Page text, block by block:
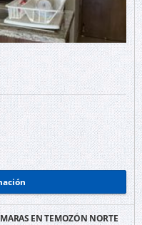
EN TEMOZÓN NORTE